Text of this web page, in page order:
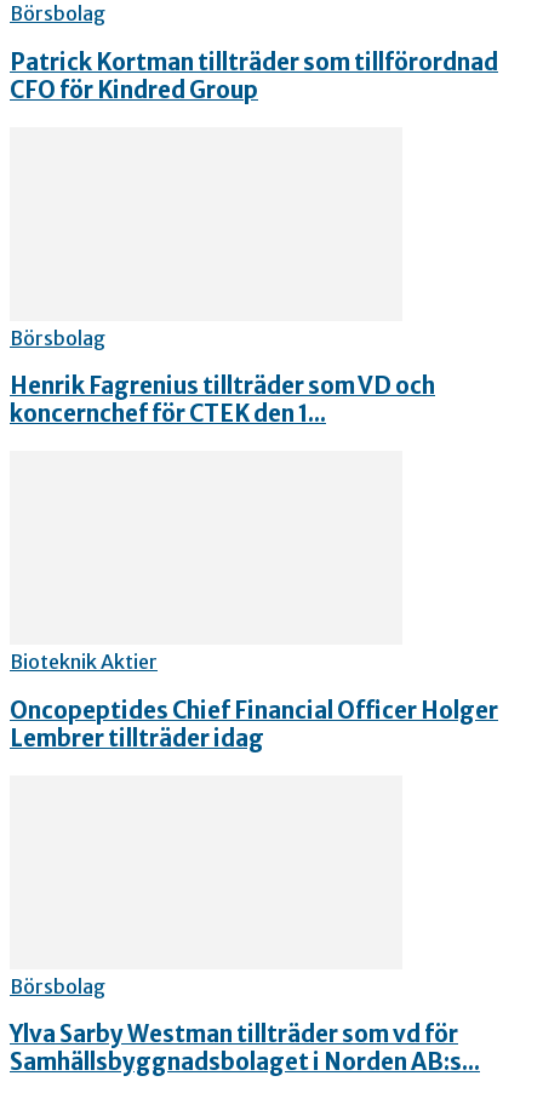
Börsbolag
Patrick Kortman tillträder som tillförordnad
CFO för Kindred Group
Börsbolag
Henrik Fagrenius tillträder som VD och
koncernchef för CTEK den 1...
Bioteknik Aktier
Oncopeptides Chief Financial Officer Holger
Lembrer tillträder idag
Börsbolag
Ylva Sarby Westman tillträder som vd för
Samhällsbyggnadsbolaget i Norden AB:s...